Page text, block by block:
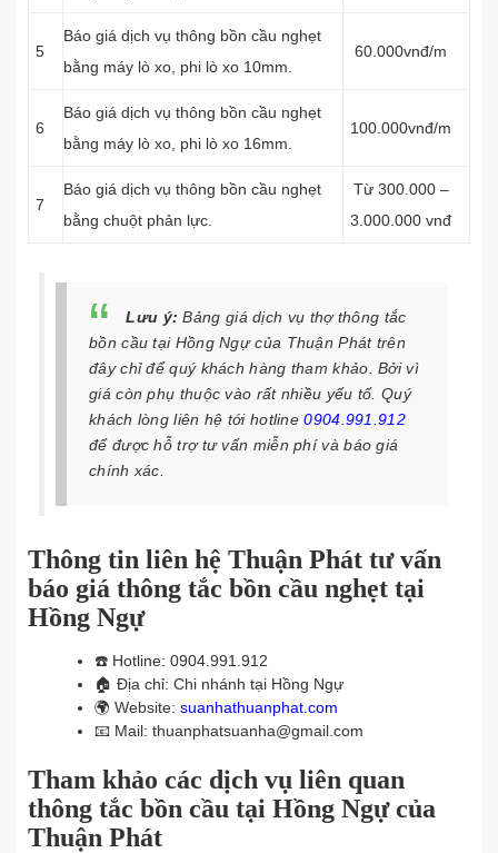
5
Báo giá dịch vụ thông bồn cầu nghẹt
bằng máy lò xo, phi lò xo 10mm.
60.000vnđ/m
6
Báo giá dịch vụ thông bồn cầu nghẹt
bằng máy lò xo, phi lò xo 16mm.
100.000vnđ/m
7
Báo giá dịch vụ thông bồn cầu nghẹt
bằng chuột phản lực.
Từ 300.000 –
3.000.000 vnđ
Lưu ý: Bảng giá dịch vụ thợ thông tắc
bồn cầu tại Hồng Ngự của Thuận Phát trên
đây chỉ để quý khách hàng tham khảo. Bởi vì
giá còn phụ thuộc vào rất nhiều yếu tố. Quý
khách lòng liên hệ tới hotline0904.991.912
để được hỗ trợ tư vấn miễn phí và báo giá
chính xác.
Thông tin liên hệ Thuận Phát tư vấn
báo giá thông tắc bồn cầu nghẹt tại
Hồng Ngự
☎️ Hotline: 0904.991.912
🏠 Địa chỉ: Chi nhánh tại Hồng Ngự
🌍 Website: suanhathuanphat.com
📧 Mail: thuanphatsuanha@gmail.com
Tham khảo các dịch vụ liên quan
thông tắc bồn cầu tại Hồng Ngự của
Thuận Phát